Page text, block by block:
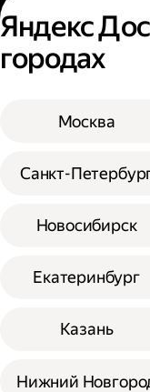
Яндекс
городах
Москва
Санкт-
Новосибирск
Екатеринбург
Казань
Нижний